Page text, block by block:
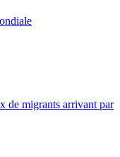
de migrants arrivant par